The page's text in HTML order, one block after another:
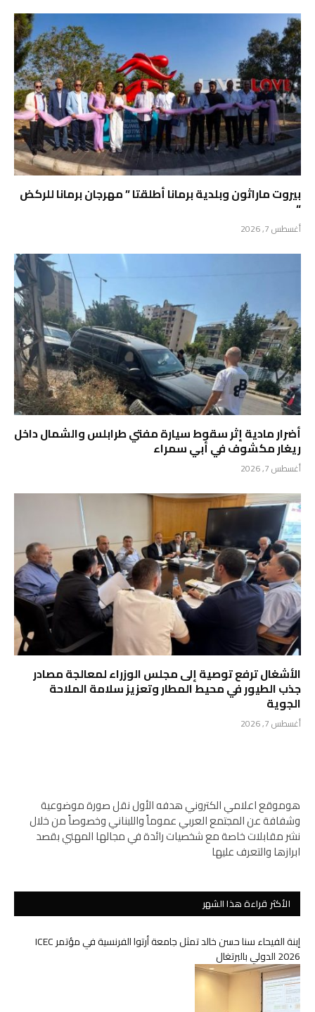
بيروت ماراثون وبلدية برمانا أطلقتا ” مهرجان برمانا للركض
“
أغسطس 7, 2026
أضرار مادية إثر سقوط سيارة مفتي طرابلس والشمال داخل
ريغار مكشوف في أبي سمراء
أغسطس 7, 2026
الأشغال ترفع توصية إلى مجلس الوزراء لمعالجة مصادر
جذب الطيور في محيط المطار وتعزيز سلامة الملاحة
الجوية
أغسطس 7, 2026
هوموقع اعلامي الكتروني هدفه الأول نقل صورة موضوعية
وشفافة عن المجتمع العربي عموماً واللبناني وخصوصاً من خلال
نشر مقابلات خاصة مع شخصيات رائدة في مجالها المهني بقصد
ابرازها والتعرف عليها
الأكثر قراءة هذا الشهر
إبنة الفيحاء سنا حسن خالد تمثل جامعة أرتوا الفرنسية في مؤتمر ICEC
2026 الدولي بالبرتغال